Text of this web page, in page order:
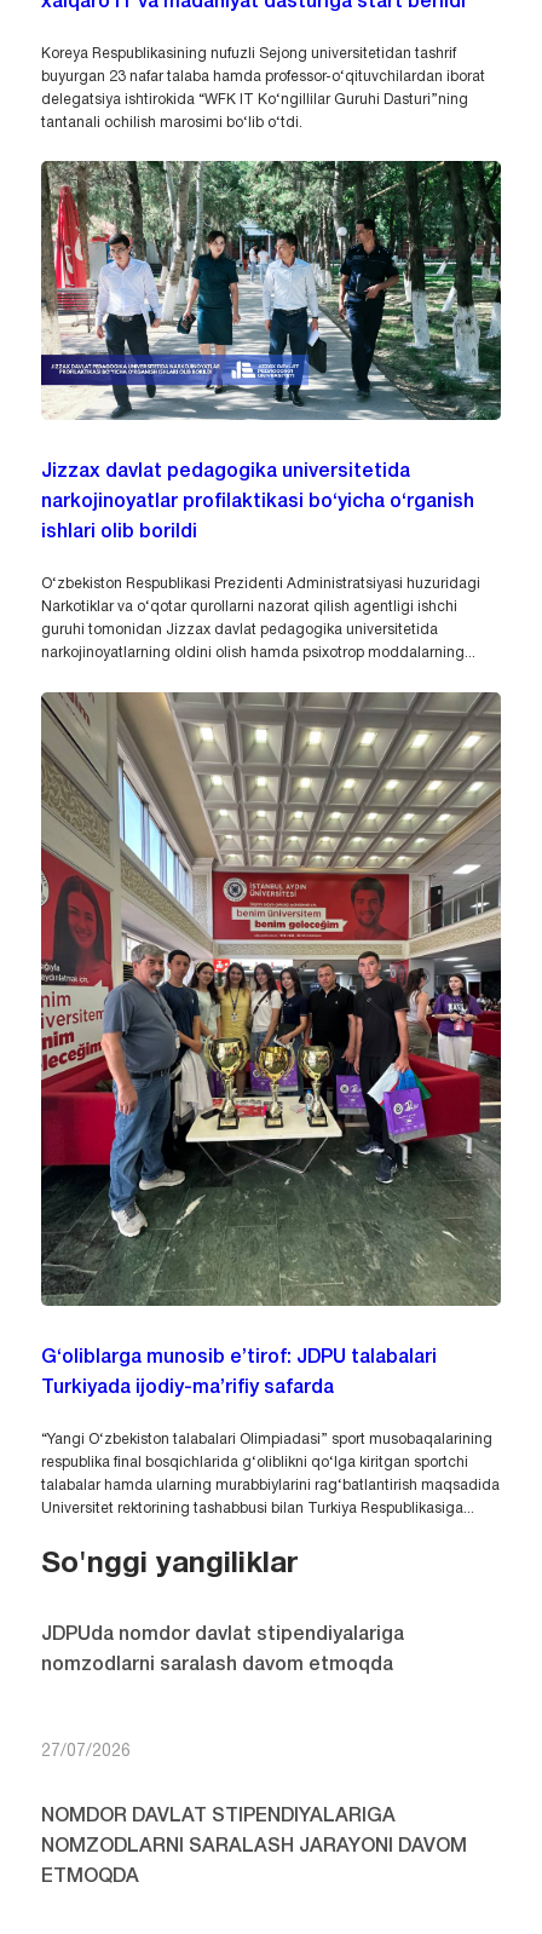
Koreya Respublikasining nufuzli Sejong universitetidan tashrif
buyurgan 23 nafar talaba hamda professor-o‘qituvchilardan iborat
delegatsiya ishtirokida “WFK IT Ko‘ngillilar Guruhi Dasturi”ning
tantanali ochilish marosimi bo‘lib o‘tdi.
Jizzax davlat pedagogika universitetida
narkojinoyatlar profilaktikasi bo‘yicha o‘rganish
ishlari olib borildi
O‘zbekiston Respublikasi Prezidenti Administratsiyasi huzuridagi
Narkotiklar va o‘qotar qurollarni nazorat qilish agentligi ishchi
guruhi tomonidan Jizzax davlat pedagogika universitetida
narkojinoyatlarning oldini olish hamda psixotrop moddalarning...
G‘oliblarga munosib e’tirof: JDPU talabalari
Turkiyada ijodiy-ma’rifiy safarda
“Yangi O‘zbekiston talabalari Olimpiadasi” sport musobaqalarining
respublika final bosqichlarida g‘oliblikni qo‘lga kiritgan sportchi
talabalar hamda ularning murabbiylarini rag‘batlantirish maqsadida
Universitet rektorining tashabbusi bilan Turkiya Respublikasiga...
So'nggi yangiliklar
JDPUda nomdor davlat stipendiyalariga
nomzodlarni saralash davom etmoqda
27/07/2026
NOMDOR DAVLAT STIPENDIYALARIGA
NOMZODLARNI SARALASH JARAYONI DAVOM
ETMOQDA